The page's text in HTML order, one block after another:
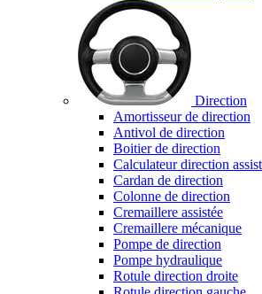
Direction
Amortisseur de direction
Antivol de direction
Boitier de direction
Calculateur direction
Cardan de direction
Colonne de direction
Cremaillere assistée
Cremaillere mécanique
Pompe de direction
Pompe hydraulique
Rotule direction droite